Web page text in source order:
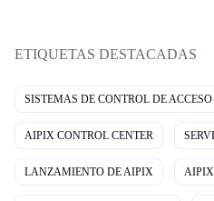
ETIQUETAS DESTACADAS
SISTEMAS DE CONTROL DE ACCESO
AIPIX CONTROL CENTER
LANZAMIENTO DE AIPIX